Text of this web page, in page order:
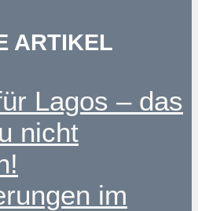
ARTIKEL
Lagos – das
nicht
im